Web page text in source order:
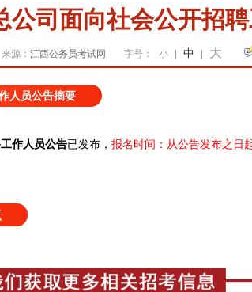
公司面向社会公开招
源： 江西公务员考试网 字号： 小 中 大
人员公告摘要
作人员公告已发布， 报名时间：从公告发布之日